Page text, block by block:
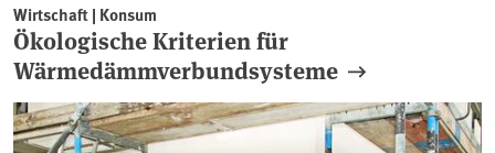
Wirtschaft | Konsum
Ökologische Kriterien für
Wärmedämmverbundsysteme